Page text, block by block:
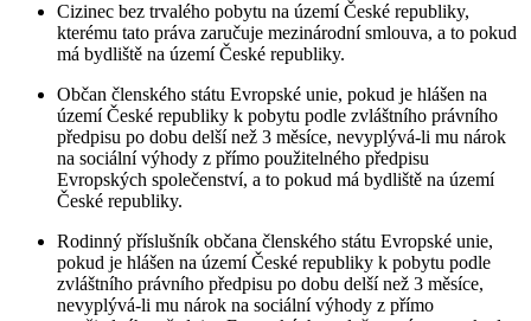
Cizinec bez trvalého pobytu na území České republiky,
kterému tato práva zaručuje mezinárodní smlouva, a to pokud
má bydliště na území České republiky.
Občan členského státu Evropské unie, pokud je hlášen na
území České republiky k pobytu podle zvláštního právního
předpisu po dobu delší než 3 měsíce, nevyplývá-li mu nárok
na sociální výhody z přímo použitelného předpisu
Evropských společenství, a to pokud má bydliště na území
České republiky.
Rodinný příslušník občana členského státu Evropské unie,
pokud je hlášen na území České republiky k pobytu podle
zvláštního právního předpisu po dobu delší než 3 měsíce,
nevyplývá-li mu nárok na sociální výhody z přímo